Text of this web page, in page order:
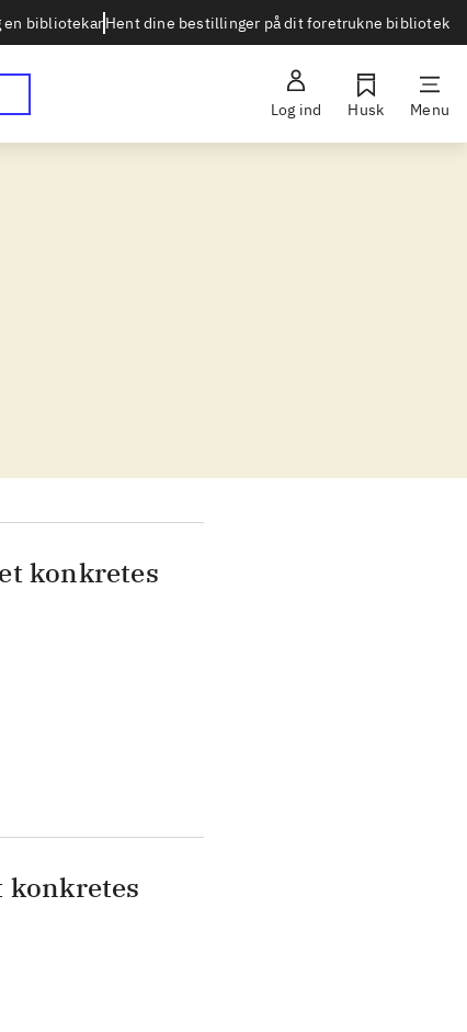
en bibliotekarHent dine bestillinger på dit foretrukne bibliotek
Log ind Husk Menu
konkretes
konkretes